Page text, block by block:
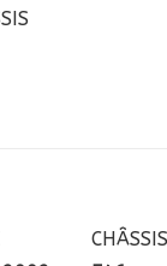
CHÂSSIS